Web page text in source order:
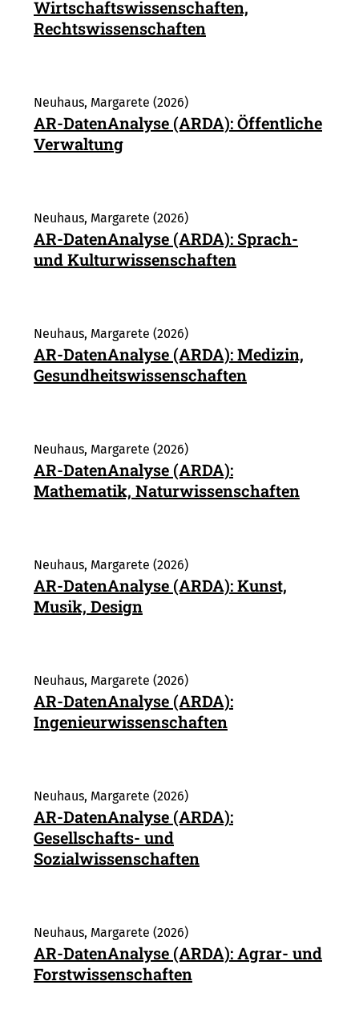
Wirtschaftswissenschaften,
Rechtswissenschaften
Neuhaus, Margarete (2026)
AR-DatenAnalyse (ARDA): Öffentliche
Verwaltung
Neuhaus, Margarete (2026)
AR-DatenAnalyse (ARDA): Sprach-
und Kulturwissenschaften
Neuhaus, Margarete (2026)
AR-DatenAnalyse (ARDA): Medizin,
Gesundheitswissenschaften
Neuhaus, Margarete (2026)
AR-DatenAnalyse (ARDA):
Mathematik, Naturwissenschaften
Neuhaus, Margarete (2026)
AR-DatenAnalyse (ARDA): Kunst,
Musik, Design
Neuhaus, Margarete (2026)
AR-DatenAnalyse (ARDA):
Ingenieurwissenschaften
Neuhaus, Margarete (2026)
AR-DatenAnalyse (ARDA):
Gesellschafts- und
Sozialwissenschaften
Neuhaus, Margarete (2026)
AR-DatenAnalyse (ARDA): Agrar- und
Forstwissenschaften